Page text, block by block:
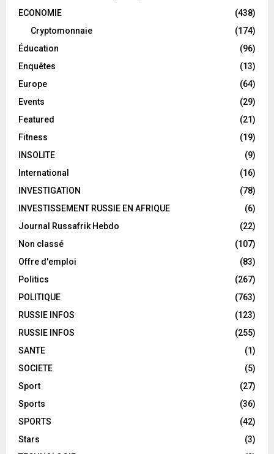
ECONOMIE
(438)
Cryptomonnaie
(174)
Éducation
(96)
Enquêtes
(13)
Europe
(64)
Events
(29)
Featured
(21)
Fitness
(19)
INSOLITE
(9)
International
(16)
INVESTIGATION
(78)
INVESTISSEMENT RUSSIE EN AFRIQUE
(6)
Journal Russafrik Hebdo
(22)
Non classé
(107)
Offre d'emploi
(83)
Politics
(267)
POLITIQUE
(763)
RUSSIE INFOS
(123)
RUSSIE INFOS
(255)
SANTE
(1)
SOCIETE
(5)
Sport
(27)
Sports
(36)
SPORTS
(42)
Stars
(3)